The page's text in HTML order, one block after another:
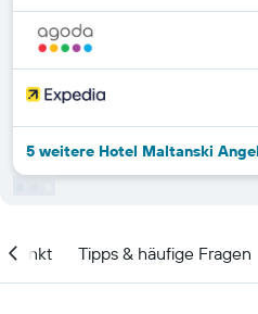
5 weitere Hotel Maltanski
Tipps & häufige Fragen